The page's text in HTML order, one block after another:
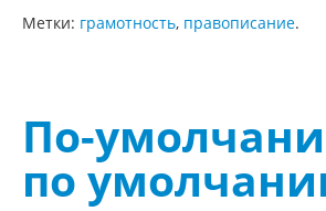
Метки: грамотность, правописание.
По-
по